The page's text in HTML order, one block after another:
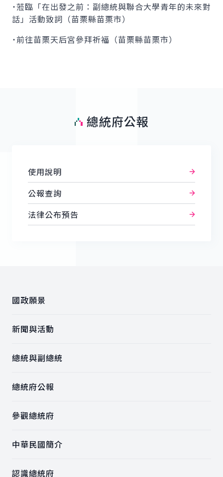
˙蒞臨「在出發之前：副總統與聯合大學青年的未來對
話」活動致詞（苗栗縣苗栗市）
˙前往苗栗天后宮參拜祈福（苗栗縣苗栗市）
總統府公報
使用說明
公報查詢
法律公布預告
國政願景
新聞與活動
總統與副總統
總統府公報
參觀總統府
中華民國簡介
認識總統府